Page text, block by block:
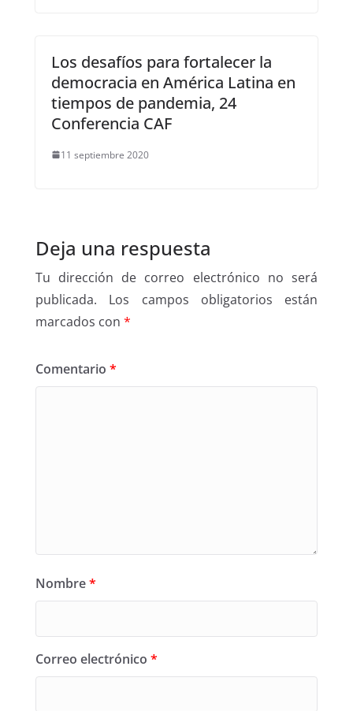
Los desafíos para fortalecer la
democracia en América Latina en
tiempos de pandemia, 24
Conferencia CAF
11 septiembre 2020
Deja una respuesta
Tu dirección de correo electrónico no será
publicada.
Los campos obligatorios están
marcados con *
Comentario *
Nombre*
Correo electrónico *